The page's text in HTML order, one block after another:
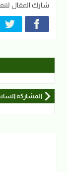
شارك المقال
المشاركة